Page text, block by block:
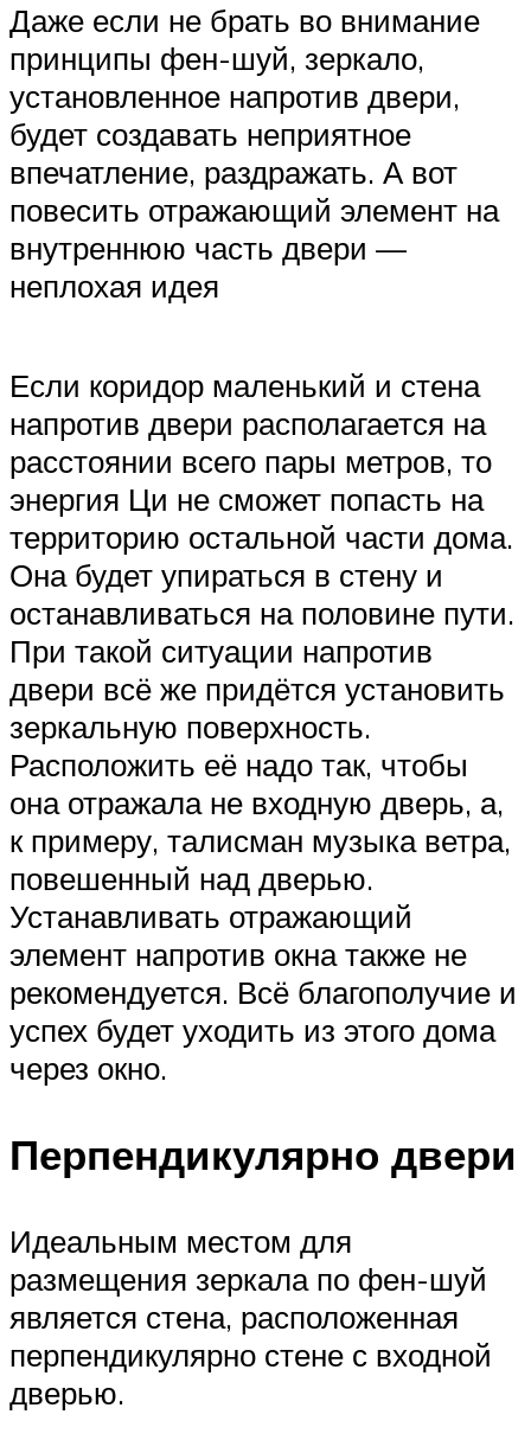
Даже если не брать во внимание
принципы фен-шуй, зеркало,
установленное напротив двери,
будет создавать неприятное
впечатление, раздражать. А вот
повесить отражающий элемент на
внутреннюю часть двери —
неплохая идея
Если коридор маленький и стена
напротив двери располагается на
расстоянии всего пары метров, то
энергия Ци не сможет попасть на
территорию остальной части дома.
Она будет упираться в стену и
останавливаться на половине пути.
При такой ситуации напротив
двери всё же придётся установить
зеркальную поверхность.
Расположить её надо так, чтобы
она отражала не входную дверь, а,
к примеру, талисман музыка ветра,
повешенный над дверью.
Устанавливать отражающий
элемент напротив окна также не
рекомендуется. Всё благополучие и
успех будет уходить из этого дома
через окно.
Перпендикулярно двери
Идеальным местом для
размещения зеркала по фен-шуй
является стена, расположенная
перпендикулярно стене с входной
дверью.